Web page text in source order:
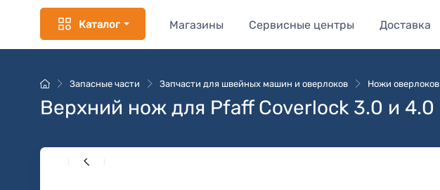
Каталог Магазины Сервисные центры Доставка
Запасные части Запчасти для швейных машин и оверлоков Ножи оверлоков
Верхний нож для Pfaff Coverlock 3.0 и 4.0